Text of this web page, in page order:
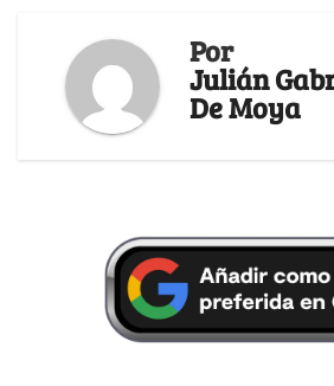
Por
Julián
De Moya